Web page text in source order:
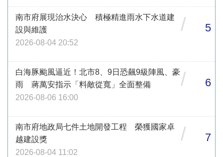
南市府展現治水決心 積極精進雨水下水道建
設與維護
2026-08-04 20:52
/ 5
白海豚颱風逼近！北市8、9日恐飆9級陣風、豪
雨 蔣萬安指示「料敵從寬」全面整備
2026-08-06 16:00
/ 6
南市府地政局七件土地開發工程 榮獲國家卓
越建設獎
2026-08-04 11:02
/ 7